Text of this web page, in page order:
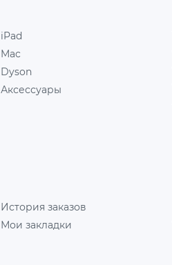
iPad
Mac
Dyson
Аксессуары
История заказов
Мои закладки